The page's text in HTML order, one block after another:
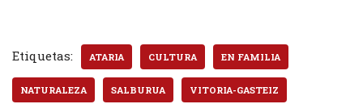
Etiquetas: ATARIA CULTURA EN FAMILIA
NATURALEZA SALBURUA VITORIA-GASTEIZ